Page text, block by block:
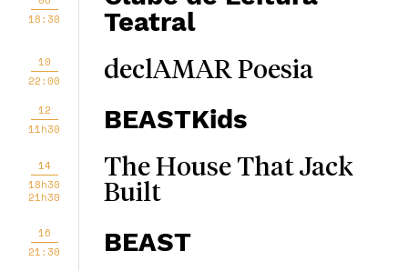
18:30
Teatral
10
22:00
declAMAR Poesia
12
11h30
BEASTKids
14
18h30
21h30
The House That Jack
Built
16
21:30
BEAST